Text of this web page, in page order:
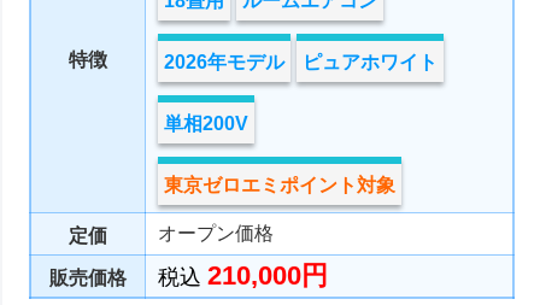
特徴 2026年モデル ピュアホワイト
単相200V
東京ゼロエミポイント対象
定価 オープン価格
販売価格 税込210,000円